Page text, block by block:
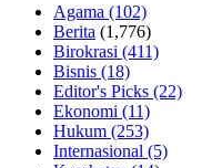
Agama (102)
Berita (1,776)
Birokrasi (411)
Bisnis (18)
Editor's Picks (22)
Ekonomi (11)
Hukum (253)
Internasional (5)